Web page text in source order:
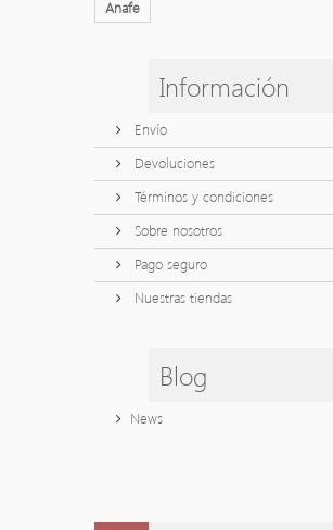
Anafe
Información
Envío
Devoluciones
Términos y condiciones
Sobre nosotros
Pago seguro
Nuestras tiendas
Blog
News